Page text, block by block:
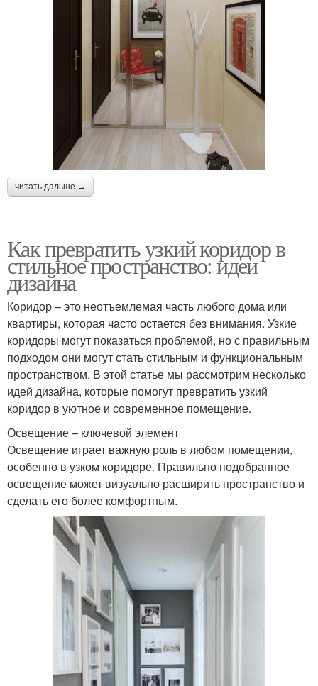
читать дальше →
Как превратить узкий коридор в
стильное пространство: идеи
дизайна
Коридор – это неотъемлемая часть любого дома или
квартиры, которая часто остается без внимания. Узкие
коридоры могут показаться проблемой, но с правильным
подходом они могут стать стильным и функциональным
пространством. В этой статье мы рассмотрим несколько
идей дизайна, которые помогут превратить узкий
коридор в уютное и современное помещение.
Освещение – ключевой элемент
Освещение играет важную роль в любом помещении,
особенно в узком коридоре. Правильно подобранное
освещение может визуально расширить пространство и
сделать его более комфортным.